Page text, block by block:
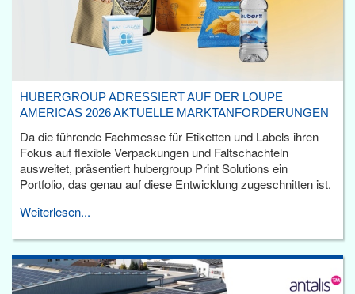
HUBERGROUP ADRESSIERT AUF DER LOUPE
AMERICAS 2026 AKTUELLE MARKTANFORDERUNGEN
Da die führende Fachmesse für Etiketten und Labels ihren
Fokus auf flexible Verpackungen und Faltschachteln
ausweitet, präsentiert hubergroup Print Solutions ein
Portfolio, das genau auf diese Entwicklung zugeschnitten ist.
Weiterlesen...